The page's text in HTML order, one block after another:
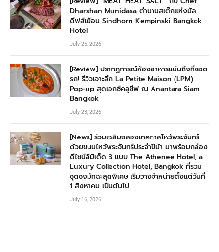
Dharshan Munidasa ตำนานสเต๊กแห่งมัล
ดีฟส์เยือน Sindhorn Kempinski Bangkok
Hotel
July 25, 2026
[Review] ปรากฏการณ์ห้องอาหารแน่นถึงที่จอด
รถ! รีวิวเจาะลึก La Petite Maison (LPM)
Pop-up สุดเอกซ์คลูซีฟ ณ Anantara Siam
Bangkok
July 23, 2026
[News] ร่วมเฉลิมฉลองเทศกาลไหว้พระจันทร์
ด้วยขนมไหว้พระจันทร์ประจำปีม้า มาพร้อมกล่อง
ดีไซน์ลิมิเต็ด 3 แบบ The Athenee Hotel, a
Luxury Collection Hotel, Bangkok ที่รวม
ชุดชงมัทฉะสุดพิเศษ เริ่มวางจำหน่ายตั้งแต่วันที่
1 สิงหาคม เป็นต้นไป
July 16, 2026